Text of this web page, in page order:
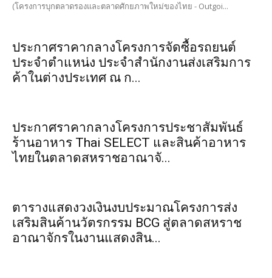
(โครงการบุกตลาดรองและตลาดศักยภาพใหม่ของไทย - Outgoi...
ประกาศราคากลางโครงการจัดซื้อรถยนต์
ประจำตำแหน่ง ประจำสำนักงานส่งเสริมการ
ค้าในต่างประเทศ ณ ก...
ประกาศราคากลางโครงการประชาสัมพันธ์
ร้านอาหาร Thai SELECT และสินค้าอาหาร
ไทยในตลาดสหราชอาณาจั...
ตารางแสดงวงเงินงบประมาณโครงการส่ง
เสริมสินค้านวัตรกรรม BCG สู่ตลาดสหราช
อาณาจักรในงานแสดงสิน...